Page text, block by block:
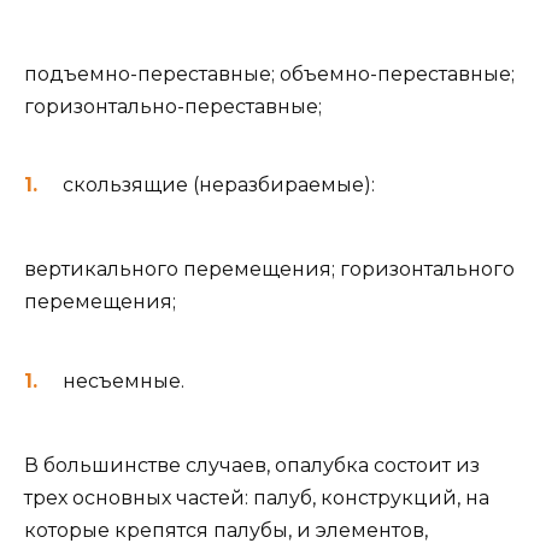
подъемно-переставные; объемно-переставные;
горизонтально-переставные;
скользящие (неразбираемые):
вертикального перемещения; горизонтального
перемещения;
несъемные.
В большинстве случаев, опалубка состоит из
трех основных частей: палуб, конструкций, на
которые крепятся палубы, и элементов,